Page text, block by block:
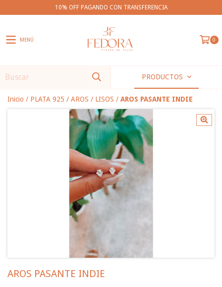
10% OFF PAGANDO CON TRANSFERENCIA
MENÚ 0
PRODUCTOS
Inicio / PLATA 925 / AROS / LISOS / AROS PASANTE INDIE
AROS PASANTE INDIE